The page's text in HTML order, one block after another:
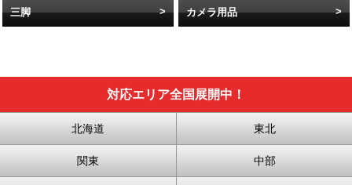
三脚 カメラ用品
対応エリア全国展開中！
北海道 東北
関東 中部